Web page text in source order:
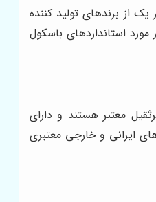
از برندهای تولید کننده
استانداردهای باسکول
معتبر هستند و دارای
ایرانی و خارجی معتبری